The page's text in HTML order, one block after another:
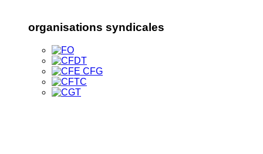
organisations syndicales